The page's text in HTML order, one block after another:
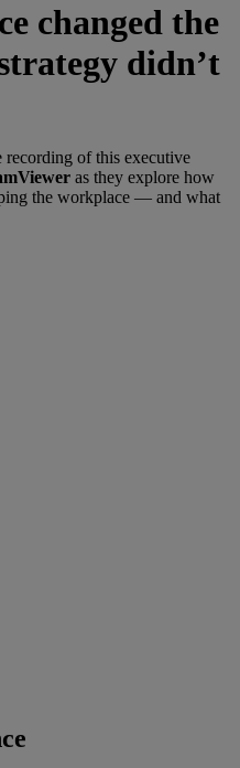
changed the
didn’t
recording of this executive
as they explore how
the workplace — and what